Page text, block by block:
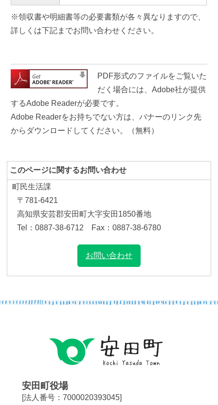
※領収書や明細書等の必要書類が各々異なりますので、
詳しくは下記までお問い合わせください。
PDF形式のファイルをご覧いた
だく場合には、Adobe社が提供
するAdobe Readerが必要です。
Adobe Readerをお持ちでない方は、バナーのリンク先
からダウンロードしてください。（無料）
このページに関するお問い合わせ
町民生活課
〒781-6421
高知県安芸郡安田町大字安田1850番地
Tel：0887-38-6712 Fax：0887-38-6780
お問い合わせ
安田町役場
[法人番号：7000020393045]